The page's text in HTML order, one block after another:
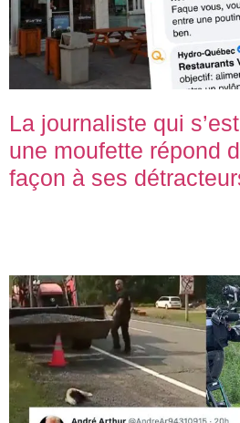
La journaliste qui
une moufette répond
façon à ses